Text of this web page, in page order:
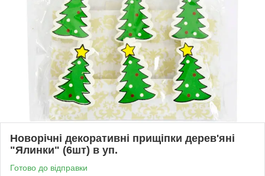
Новорічні декоративні прищіпки дерев'яні
"Ялинки" (6шт) в уп.
Готово до відправки